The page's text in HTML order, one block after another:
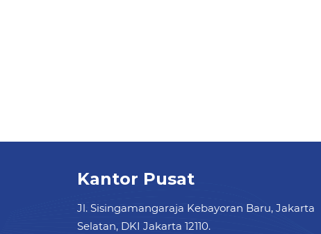
Kantor Pusat
Jl. Sisingamangaraja Kebayoran Baru, Jakarta
Selatan, DKI Jakarta 12110.